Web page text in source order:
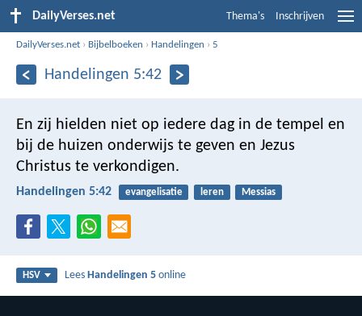
DailyVerses.net Thema's Inschrijven
DailyVerses.net › Bijbelboeken › Handelingen ›5
Handelingen 5:42
En zij hielden niet op iedere dag in de tempel en
bij de huizen onderwijs te geven en Jezus
Christus te verkondigen.
Handelingen 5:42 evangelisatie leren Messias
HSV LeesHandelingen 5 online